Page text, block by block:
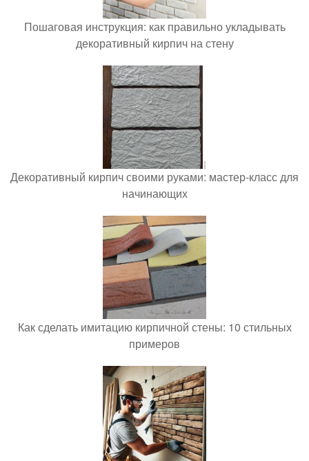
Пошаговая инструкция: как правильно укладывать
декоративный кирпич на стену
Декоративный кирпич своими руками: мастер-класс для
начинающих
Как сделать имитацию кирпичной стены: 10 стильных
примеров